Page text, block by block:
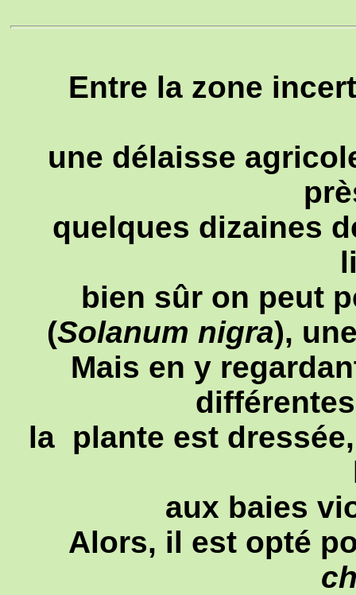
Entre la zone
une délaisse
quelques dizaines
bien sûr on peut
(Solanum nigra),
Mais en y
la plante est
aux baies
Alors, il est opté